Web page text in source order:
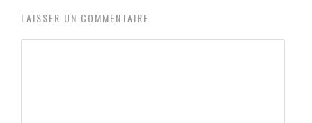
LAISSER UN COMMENTAIRE